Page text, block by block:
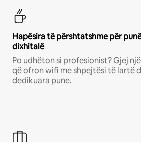
Hapësira të përshtatshme për
dixhitalë
Po udhëton si profesionist? Gjej
që ofron wifi me shpejtësi të lartë
dedikuara pune.